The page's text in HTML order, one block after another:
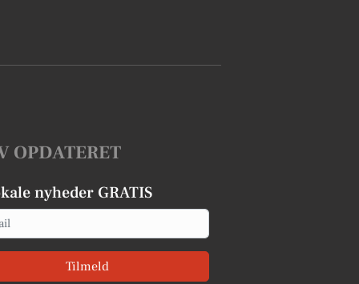
OPDATERET
nyheder GRATIS
Tilmeld